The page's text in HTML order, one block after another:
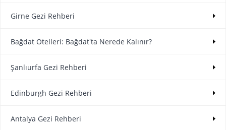
Girne Gezi Rehberi
Bağdat Otelleri: Bağdat'ta Nerede Kalınır?
Şanlıurfa Gezi Rehberi
Edinburgh Gezi Rehberi
Antalya Gezi Rehberi